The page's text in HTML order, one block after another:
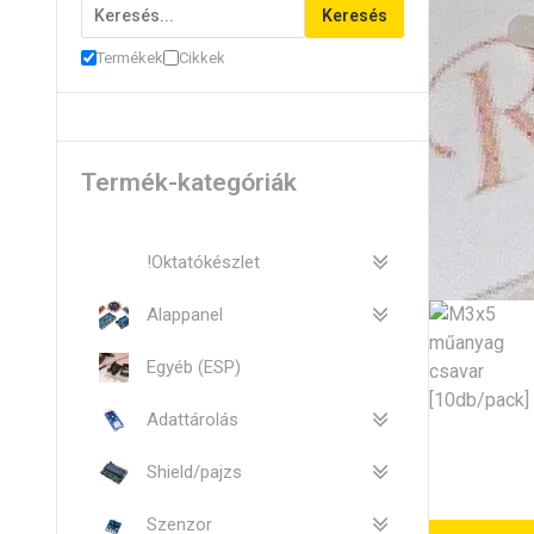
Keresés
Termékek Cikkek
Termék-kategóriák
!Oktatókészlet
Alappanel
Egyéb (ESP)
Adattárolás
Shield/pajzs
Szenzor